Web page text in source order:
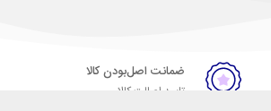
ضمانت اصل‌بودن کالا
تایید اصالت کالا